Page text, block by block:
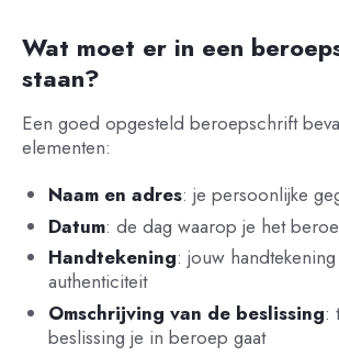
Wat moet er in een
staan?
Een goed opgesteld beroepschrift
elementen:
Naam en adres: je persoonlijke
Datum: de dag waarop je het
Handtekening: jouw
authenticiteit
Omschrijving van de beslissing:
beslissing je in beroep gaat